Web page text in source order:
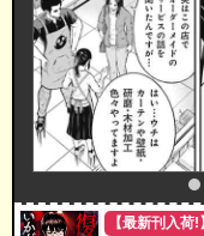
【最新刊入荷